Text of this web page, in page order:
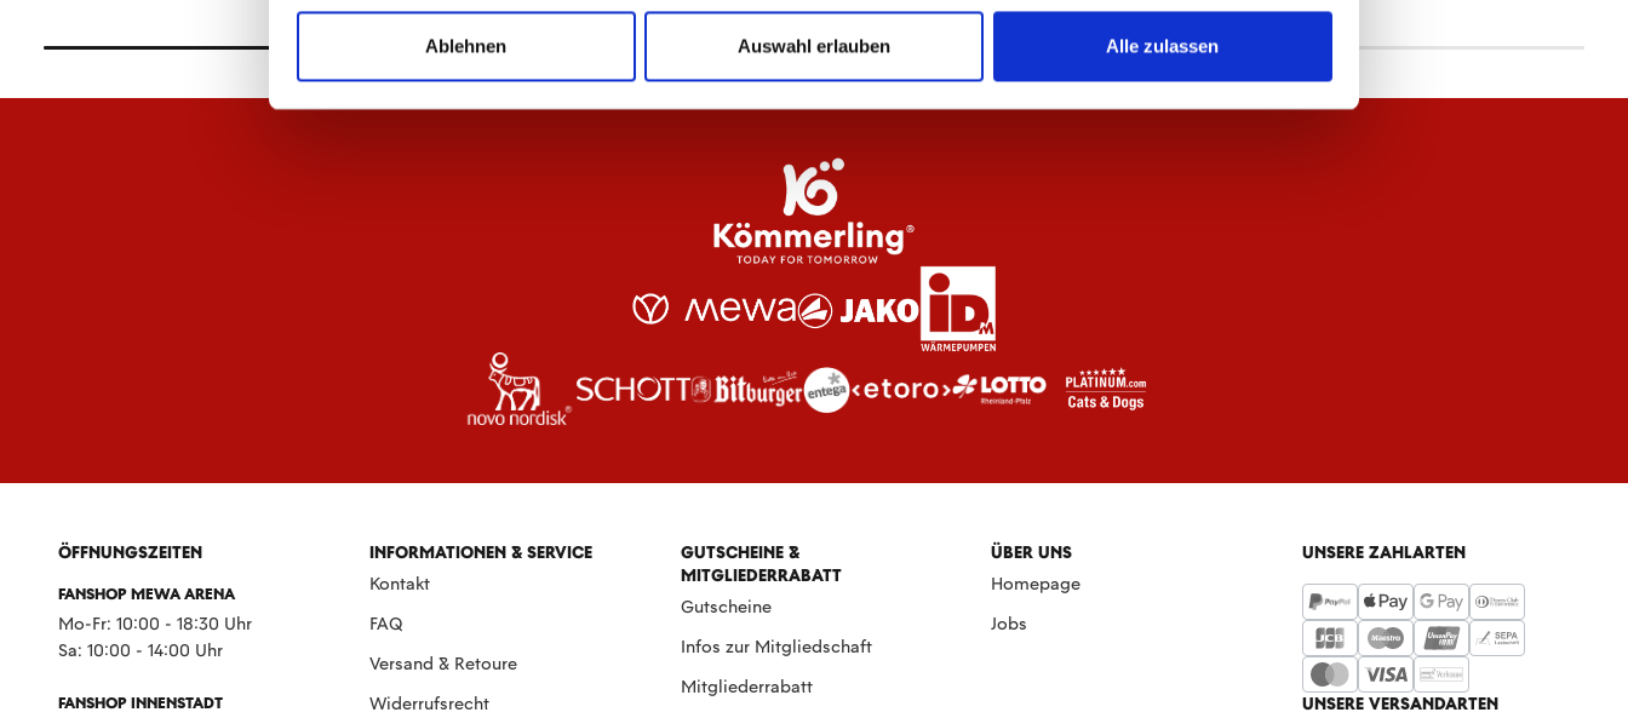
Ablehnen Auswahl erlauben Alle zulassen
ÖFFNUNGSZEITEN
FANSHOP MEWA ARENA
Mo-Fr: 10:00 - 18:30 Uhr
Sa: 10:00 - 14:00 Uhr
FANSHOP INNENSTADT
INFORMATIONEN & SERVICE
Kontakt
FAQ
Versand & Retoure
Widerrufsrecht
GUTSCHEINE &
MITGLIEDERRABATT
Gutscheine
Infos zur Mitgliedschaft
Mitgliederrabatt
ÜBER UNS
Homepage
Jobs
UNSERE ZAHLARTEN
UNSERE VERSANDARTEN